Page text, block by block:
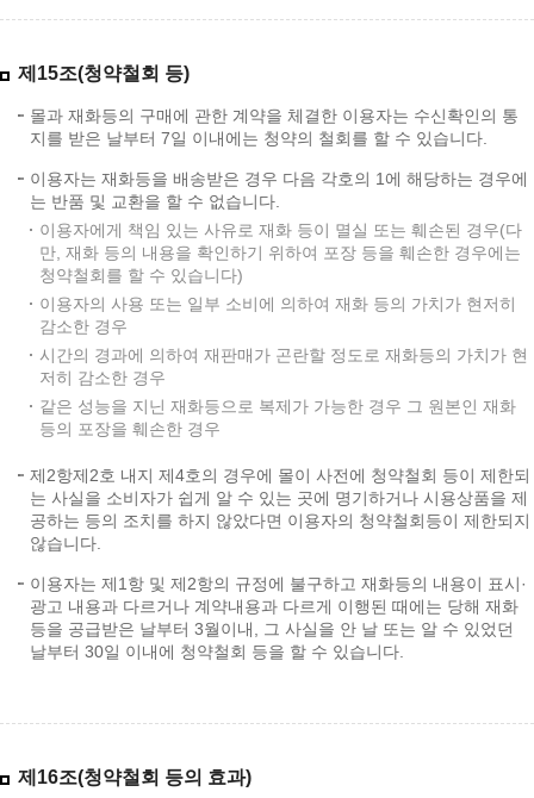
제15조(청약철회 등)
몰과 재화등의 구매에 관한 계약을 체결한 이용자는 수신확인의 통
지를 받은 날부터 7일 이내에는 청약의 철회를 할 수 있습니다.
이용자는 재화등을 배송받은 경우 다음 각호의 1에 해당하는 경우에
는 반품 및 교환을 할 수 없습니다.
이용자에게 책임 있는 사유로 재화 등이 멸실 또는 훼손된 경우(다
만, 재화 등의 내용을 확인하기 위하여 포장 등을 훼손한 경우에는
청약철회를 할 수 있습니다)
이용자의 사용 또는 일부 소비에 의하여 재화 등의 가치가 현저히
감소한 경우
시간의 경과에 의하여 재판매가 곤란할 정도로 재화등의 가치가 현
저히 감소한 경우
같은 성능을 지닌 재화등으로 복제가 가능한 경우 그 원본인 재화
등의 포장을 훼손한 경우
제2항제2호 내지 제4호의 경우에 몰이 사전에 청약철회 등이 제한되
는 사실을 소비자가 쉽게 알 수 있는 곳에 명기하거나 시용상품을 제
공하는 등의 조치를 하지 않았다면 이용자의 청약철회등이 제한되지
않습니다.
이용자는 제1항 및 제2항의 규정에 불구하고 재화등의 내용이 표시·
광고 내용과 다르거나 계약내용과 다르게 이행된 때에는 당해 재화
등을 공급받은 날부터 3월이내, 그 사실을 안 날 또는 알 수 있었던
날부터 30일 이내에 청약철회 등을 할 수 있습니다.
제16조(청약철회 등의 효과)